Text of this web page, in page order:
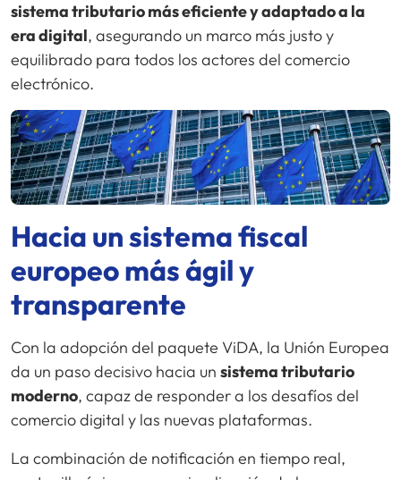
sistema tributario más eficiente y adaptado a la
era digital, asegurando un marco más justo y
equilibrado para todos los actores del comercio
electrónico.
Hacia un sistema fiscal
europeo más ágil y
transparente
Con la adopción del paquete ViDA, la Unión Europea
da un paso decisivo hacia un sistema tributario
moderno, capaz de responder a los desafíos del
comercio digital y las nuevas plataformas.
La combinación de notificación en tiempo real,